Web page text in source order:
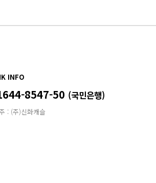
INFO
8547-50 (국민은행)
: (주)신화캐슬